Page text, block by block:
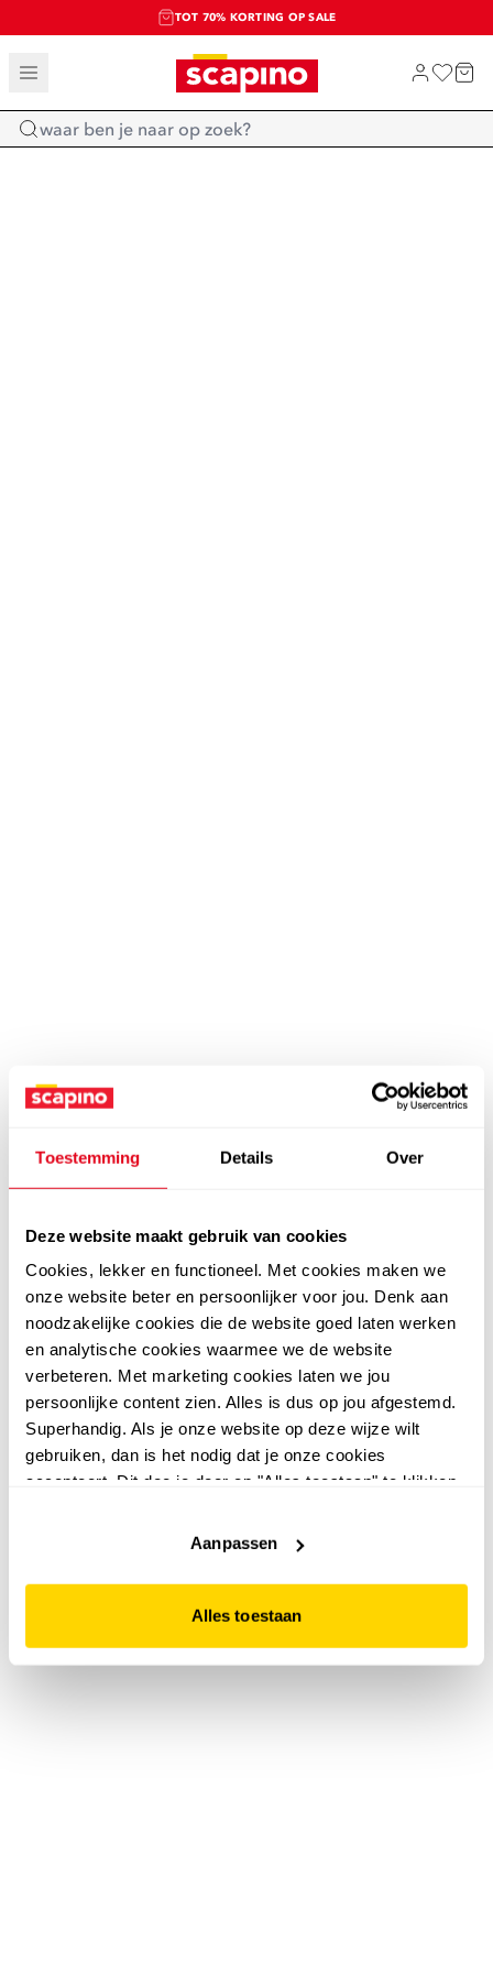
Toestemming Details Over
Deze website maakt gebruik van cookies
Cookies, lekker en functioneel. Met cookies maken we
onze website beter en persoonlijker voor jou. Denk aan
noodzakelijke cookies die de website goed laten werken
en analytische cookies waarmee we de website
verbeteren. Met marketing cookies laten we jou
persoonlijke content zien. Alles is dus op jou afgestemd.
Superhandig. Als je onze website op deze wijze wilt
gebruiken, dan is het nodig dat je onze cookies
accepteert. Dit doe je door op "Alles toestaan" te klikken.
website niet optimaal functioneert.
Aanpassen
Alles toestaan
TOT 70% KORTING OP SALE
SALE: LAATSTE KANS!
SHOP NIEUW
Home